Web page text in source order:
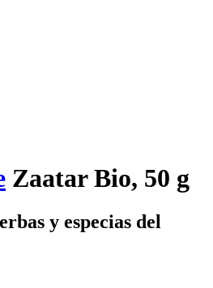
Zaatar Bio, 50 g
y especias del